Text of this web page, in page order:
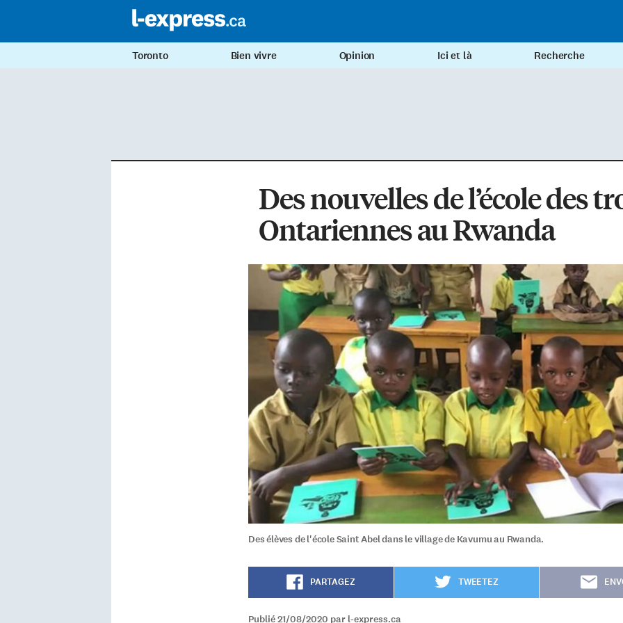
Toronto Bien vivre Opinion Ici et là Recherche
Des nouvelles de l’école des
Ontariennes au Rwanda
Des élèves de l'école Saint Abel dans le village de Kavumu au Rwanda.
PARTAGEZ TWEETEZ
Publié 21/08/2020 par l-express.ca